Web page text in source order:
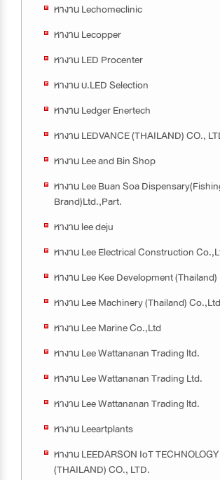
หางาน Lechomeclinic
หางาน Lecopper
หางาน LED Procenter
หางาน บ.LED Selection
หางาน Ledger Enertech
หางาน LEDVANCE (THAILAND) CO.,
หางาน Lee and Bin Shop
หางาน Lee Buan Soa
Brand)Ltd.,Part.
หางาน lee deju
หางาน Lee Electrical Construction
หางาน Lee Kee Development (Thailand)
หางาน Lee Machinery (Thailand)
หางาน Lee Marine Co.,Ltd
หางาน Lee Wattananan Trading ltd.
หางาน Lee Wattananan Trading Ltd.
หางาน Lee Wattananan Trading ltd.
หางาน Leeartplants
หางาน LEEDARSON IoT TECHNOLOGY
(THAILAND) CO., LTD.